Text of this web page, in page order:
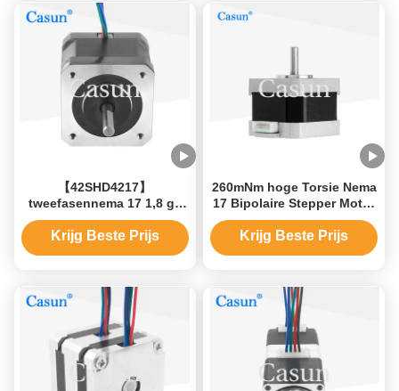
【42SHD4217】
tweefasennema 17 1,8 gr.
1.0A 40mm lichaam 4
draden Bipolaire Stepper
Krijg Beste Prijs
260mNm hoge Torsie Nema
17 Bipolaire Stepper Motor
42*42*34mm fase 2
Krijg Beste Prijs